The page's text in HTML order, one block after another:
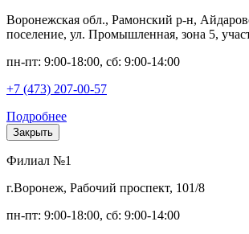
Воронежская обл., Рамонский р-н,
поселение, ул. Промышленная, зона 5,
пн-пт: 9:00-18:00, сб: 9:00-14:00
+7 (473) 207-00-57
Подробнее
Закрыть
Филиал №1
г.Воронеж, Рабочий проспект, 101/8
пн-пт: 9:00-18:00, сб: 9:00-14:00